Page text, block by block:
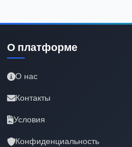
О платформе
О нас
Контакты
Условия
Конфиденциальность